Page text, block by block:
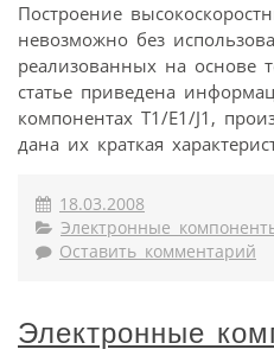
Построение
невозможно без
реализованных на основе
статье приведена
компонентах T1/E1/J1,
дана их краткая
18.03.2008
Электронные
Оставить комментарий
Электронные